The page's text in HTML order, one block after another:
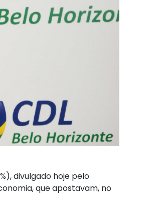
divulgado hoje pelo
que apostavam, no